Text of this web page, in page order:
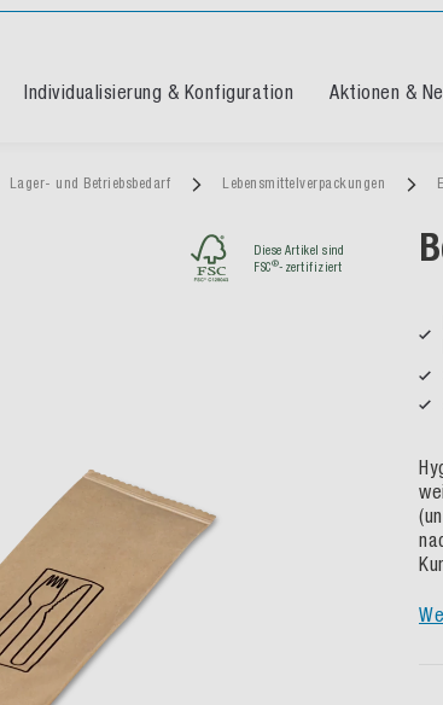
Individualisierung & Konfiguration Aktionen &
Lager- und Betriebsbedarf Lebensmittelverpackungen
Diese Artikel sind
FSC®-zertifiziert